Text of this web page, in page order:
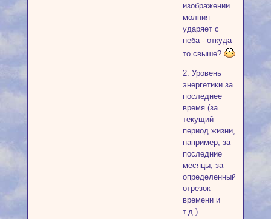
изображении
молния
ударяет с
неба - откуда-
то свыше?
2. Уровень
энергетики за
последнее
время (за
текущий
период жизни,
например, за
последние
месяцы, за
определенный
отрезок
времени и
т.д.).